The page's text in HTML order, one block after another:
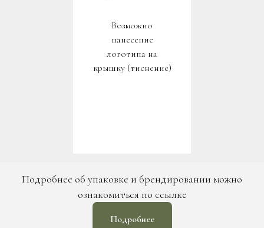
Возможно
нанесение
логотипа на
крышку (тиснение)
Подробнее об упаковке и брендировании можно
ознакомиться по ссылке
Подробнее